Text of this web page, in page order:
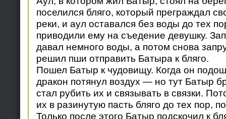
поселился бляго, который преграждал
реки, и аул оставался без воды до тех
приводили ему на съедение девушку.
давал немного воды, а потом снова
решил пши отправить Батыра к бляго.
Пошел Батыр к чудовищу. Когда он
дракон потянул воздух — но тут Батыр
стал рубить их и связывать в связки.
их в разинутую пасть бляго до тех пор,
Только после этого Батыр подскочил к